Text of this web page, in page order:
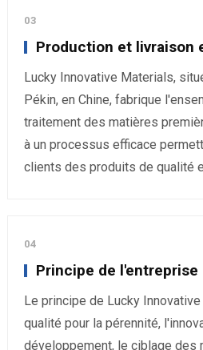
03
Production et livraison
Lucky Innovative Materials,
Pékin, en Chine, fabrique
traitement des matières
à un processus efficace
clients des produits de qualité
04
Principe de l'entreprise
Le principe de Lucky
qualité pour la pérennité,
développement, le ciblage des